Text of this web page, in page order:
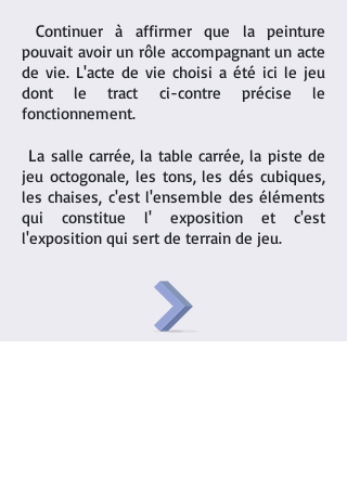
Continuer à affirmer que la peinture
pouvait avoir un rôle accompagnant un acte
de vie. L'acte de vie choisi a été ici le jeu
dont le tract ci-contre précise le
fonctionnement.
La salle carrée, la table carrée, la piste de
jeu octogonale, les tons, les dés cubiques,
les chaises, c'est l'ensemble des éléments
qui constitue l' exposition et c'est
l'exposition qui sert de terrain de jeu.